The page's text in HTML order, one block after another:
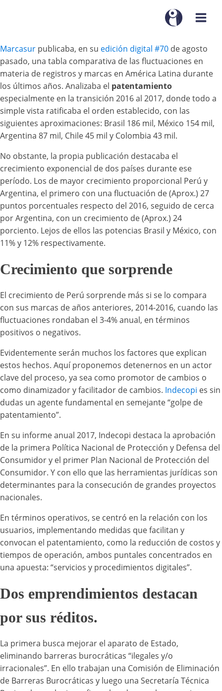
Marcasur publicaba, en su edición digital #70 de agosto
pasado, una tabla comparativa de las fluctuaciones en
materia de registros y marcas en América Latina durante
los últimos años. Analizaba el patentamiento
especialmente en la transición 2016 al 2017, donde todo a
simple vista ratificaba el orden establecido, con las
siguientes aproximaciones: Brasil 186 mil, México 154 mil,
Argentina 87 mil, Chile 45 mil y Colombia 43 mil.
No obstante, la propia publicación destacaba el
crecimiento exponencial de dos países durante ese
período. Los de mayor crecimiento proporcional Perú y
Argentina, el primero con una fluctuación de (Aprox.) 27
puntos porcentuales respecto del 2016, seguido de cerca
por Argentina, con un crecimiento de (Aprox.) 24
porciento. Lejos de ellos las potencias Brasil y México, con
11% y 12% respectivamente.
Crecimiento que sorprende
El crecimiento de Perú sorprende más si se lo compara
con sus marcas de años anteriores, 2014-2016, cuando las
fluctuaciones rondaban el 3-4% anual, en términos
positivos o negativos.
Evidentemente serán muchos los factores que explican
estos hechos. Aquí proponemos detenernos en un actor
clave del proceso, ya sea como promotor de cambios o
como dinamizador y facilitador de cambios. Indecopi es sin
dudas un agente fundamental en semejante “golpe de
patentamiento”.
En su informe anual 2017, Indecopi destaca la aprobación
de la primera Política Nacional de Protección y Defensa del
Consumidor y el primer Plan Nacional de Protección del
Consumidor. Y con ello que las herramientas jurídicas son
determinantes para la consecución de grandes proyectos
nacionales.
En términos operativos, se centró en la relación con los
usuarios, implementando medidas que facilitan y
convocan el patentamiento, como la reducción de costos y
tiempos de operación, ambos puntales concentrados en
una apuesta: “servicios y procedimientos digitales”.
Dos emprendimientos destacan
por sus réditos.
La primera busca mejorar el aparato de Estado,
eliminando barreras burocráticas “ilegales y/o
irracionales”. En ello trabajan una Comisión de Eliminación
de Barreras Burocráticas y luego una Secretaría Técnica